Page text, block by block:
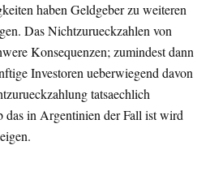
haben Geldgeber zu weiteren
Das Nichtzurueckzahlen von
Konsequenzen; zumindest dann
Investoren ueberwiegend davon
tatsaechlich
das in Argentinien der Fall ist wird